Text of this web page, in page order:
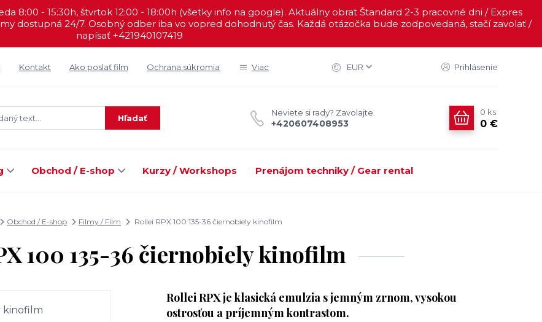
8:00 - 15:30h, štvrtok 12:00 - 18:00h (všetky info na google). Aktuálny obrat Štandard 2-3 pracovné dni / Expres
dostupná 24/7. Osobný odber iba vo vopred dohodnutý čas. Každá otázočka bude zodpovedaná, stačí zavolať /
napísať +421940107419
Kontakt Ako poslať film Ochrana súkromia Viac EUR Prihlásenie
Hľadať
Neviete si rady? Zavolajte.
+420607408953
0 ks
0 €
Obchod / E-shop Kurzy / Workshops Prenájom techniky / Gear rental
Obchod / E-shop Filmy / Film Rollei RPX 100 135-36 čiernobiely kinofilm
100 135-36 čiernobiely kinofilm
Rollei RPX je klasická emulzia s jemným zrnom, vysokou
ostrosťou a príjemným kontrastom.